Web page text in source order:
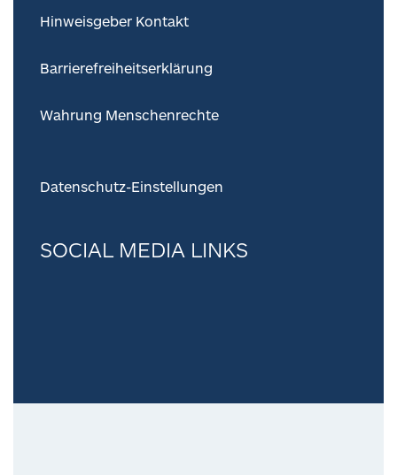
Hinweisgeber Kontakt
Barrierefreiheitserklärung
Wahrung Menschenrechte
Datenschutz-Einstellungen
SOCIAL MEDIA LINKS